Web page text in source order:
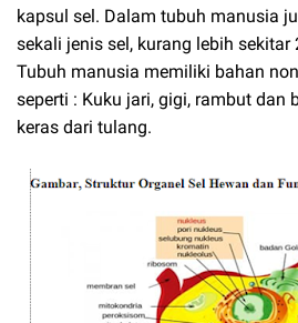
kapsul sel. Dalam tubuh manusia
sekali jenis sel, kurang lebih sekitar
Tubuh manusia memiliki bahan
seperti : Kuku jari, gigi, rambut dan
keras dari tulang.